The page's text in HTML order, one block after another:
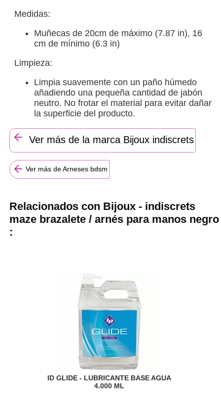
​Medidas:
Muñecas de 20cm de máximo (7.87 in), 16
cm de mínimo (6.3 in)
Limpieza:
Limpia suavemente con un paño húmedo
añadiendo una pequeña cantidad de jabón
neutro. No frotar el material para evitar dañar
la superficie del producto.
Ver más de la marca Bijoux indiscrets
Ver más de Arneses bdsm
Relacionados con Bijoux - indiscrets
maze brazalete / arnés para manos negro
:
ID GLIDE - LUBRICANTE BASE AGUA
4.000 ML